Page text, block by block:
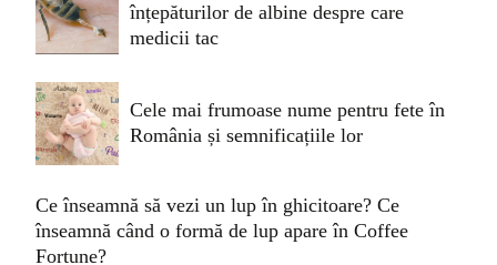
înțepăturilor de albine despre care
medicii tac
Cele mai frumoase nume pentru fete în
România și semnificațiile lor
Ce înseamnă să vezi un lup în ghicitoare? Ce
înseamnă când o formă de lup apare în Coffee
Fortune?